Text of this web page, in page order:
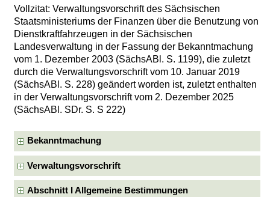
Vollzitat: Verwaltungsvorschrift des Sächsischen
Staatsministeriums der Finanzen über die Benutzung von
Dienstkraftfahrzeugen in der Sächsischen
Landesverwaltung in der Fassung der Bekanntmachung
vom 1. Dezember 2003 (SächsABl. S. 1199), die zuletzt
durch die Verwaltungsvorschrift vom 10. Januar 2019
(SächsABl. S. 228) geändert worden ist, zuletzt enthalten
in der Verwaltungsvorschrift vom 2. Dezember 2025
(SächsABl. SDr. S. S 222)
Bekanntmachung
Verwaltungsvorschrift
Abschnitt I Allgemeine Bestimmungen